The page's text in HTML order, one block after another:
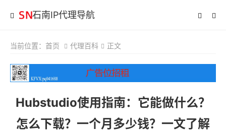
石南IP代理导航
当前位置： 首页 代理百科 正文
Hubstudio使用指南：它能做什么？
怎么下载？一个月多少钱？一文了解